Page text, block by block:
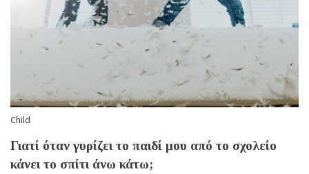
Child
Γιατί όταν γυρίζει το παιδί μου από το σχολείο
κάνει το σπίτι άνω κάτω;